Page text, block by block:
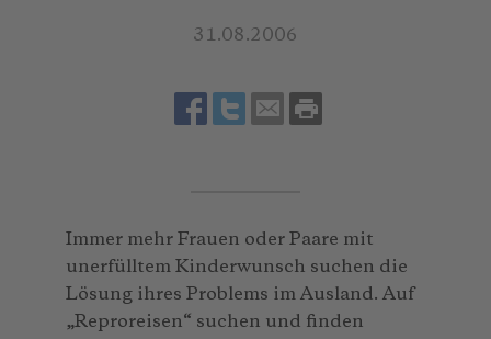
31.08.2006
Immer mehr Frauen oder Paare mit
unerfülltem Kinderwunsch suchen die
Lösung ihres Problems im Ausland. Auf
„Reproreisen“ suchen und finden